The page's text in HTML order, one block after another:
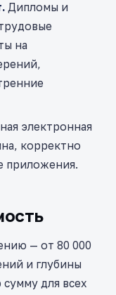
Дипломы и
на
электронная
корректно
приложения.
— от 80 000
и глубины
для всех